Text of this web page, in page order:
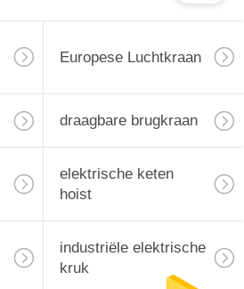
Europese Luchtkraan
draagbare brugkraan
elektrische keten
hoist
industriële elektrische
kruk